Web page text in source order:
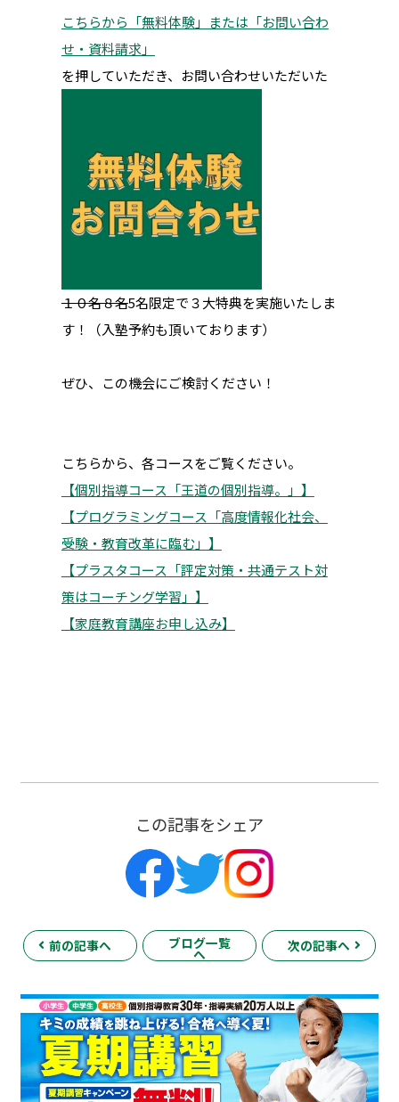
こちらから「無料体験」または「お問い合わ
せ・資料請求」
を押していただき、お問い合わせいただいた
１０名８名5名限定で３大特典を実施いたしま
す！（入塾予約も頂いております）
ぜひ、この機会にご検討ください！
こちらから、各コースをご覧ください。
【個別指導コース「王道の個別指導。」】
【プログラミングコース「高度情報化社会、
受験・教育改革に臨む」】
【プラスタコース「評定対策・共通テスト対
策はコーチング学習」】
【家庭教育講座お申し込み】
この記事をシェア
前の記事へ ブログ一覧
へ
次の記事へ